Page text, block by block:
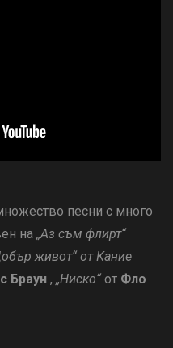
песни с много
на „Аз съм флирт“
живот“ от Кание
Браун , „Ниско“от Фло